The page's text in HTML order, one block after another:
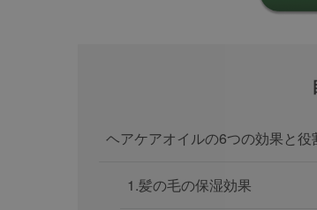
ヘアケアオイルの6つの効果と役
1.髪の毛の保湿効果